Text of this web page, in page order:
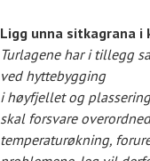
Ligg unna sitkagrana i
Turlagene har i tillegg
ved hyttebygging
i høyfjellet og
skal forsvare
temperaturøkning,